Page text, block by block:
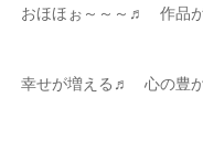
おほほぉ～～～♬ 作品
幸せが増える♬ 心の豊